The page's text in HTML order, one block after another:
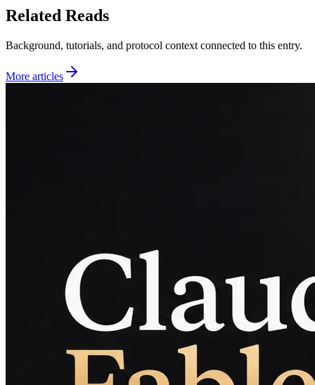
Related Reads
Background, tutorials, and protocol context connected to this entry.
More articles